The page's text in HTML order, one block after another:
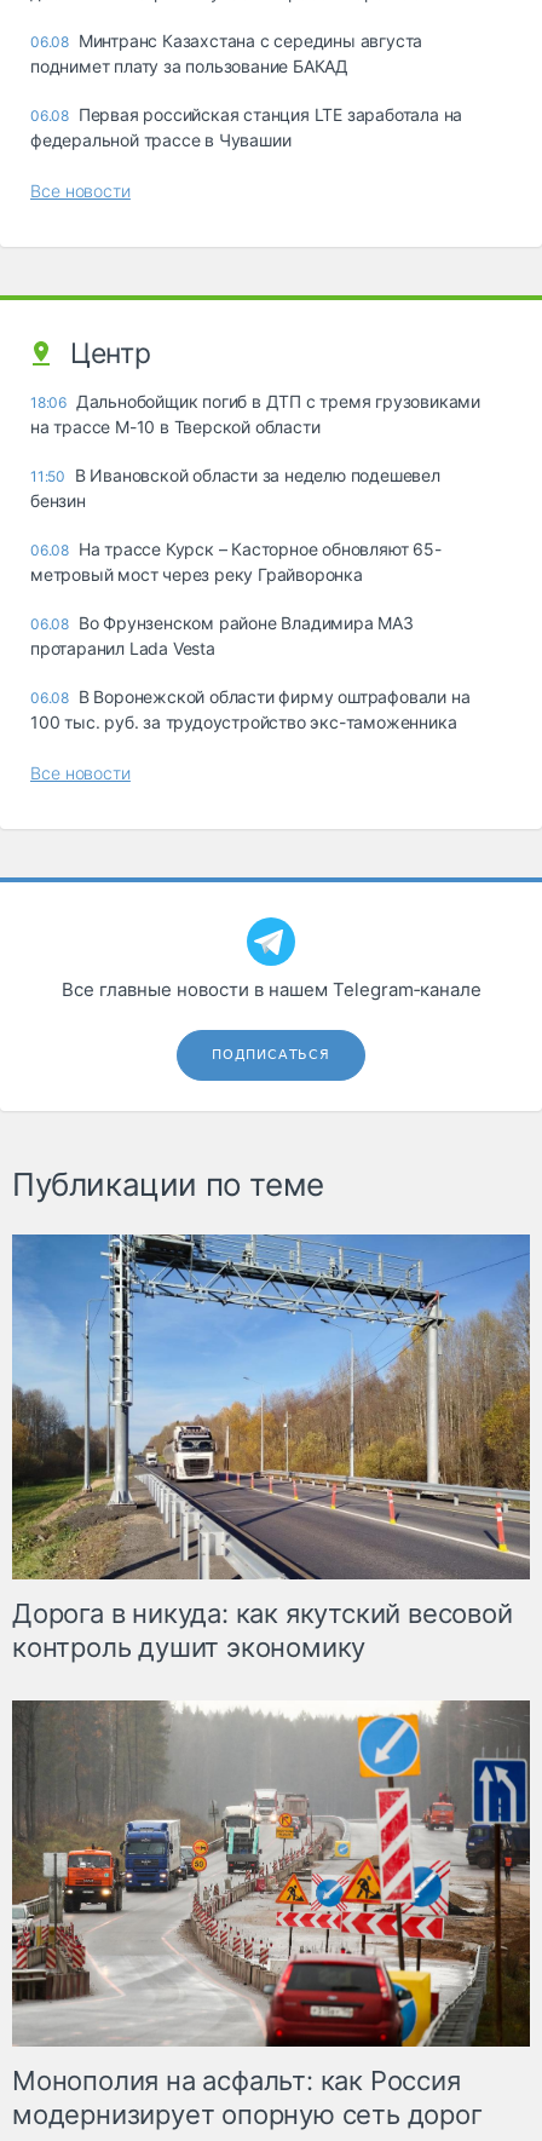
06.08 Минтранс Казахстана с середины августа
поднимет плату за пользование БАКАД
06.08 Первая российская станция LTE заработала на
федеральной трассе в Чувашии
Все новости
Центр
18:06 Дальнобойщик погиб в ДТП с тремя грузовиками
на трассе М-10 в Тверской области
11:50
В Ивановской области за неделю подешевел
бензин
06.08 На трассе Курск – Касторное обновляют 65-
метровый мост через реку Грайворонка
06.08 Во Фрунзенском районе Владимира МАЗ
протаранил Lada Vesta
06.08 В Воронежской области фирму оштрафовали на
100 тыс. руб. за трудоустройство экс-таможенника
Все новости
Все главные новости в нашем Telegram‑канале
ПОДПИСАТЬСЯ
Публикации по теме
Дорога в никуда: как якутский весовой
контроль душит экономику
Монополия на асфальт: как Россия
модернизирует опорную сеть дорог